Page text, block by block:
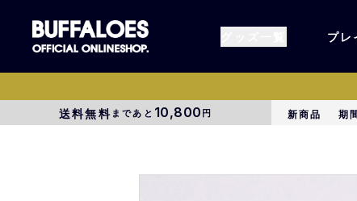
すべてのグッズ オーセ
プレ
送料無料まであと 10,800円 新商品 期